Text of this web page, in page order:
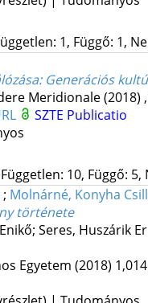
1, Függő: 1,
: Generációs
Meridionale(2018) ,
SZTE Publicatio
10, Függő:
; Molnárné, Konyha
története
Seres, Huszárik
Egyetem (2018)